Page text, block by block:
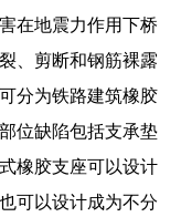
在地震力作用下桥
、剪断和钢筋裸露
分为铁路建筑橡胶
位缺陷包括支承垫
橡胶支座可以设计
可以设计成为不分